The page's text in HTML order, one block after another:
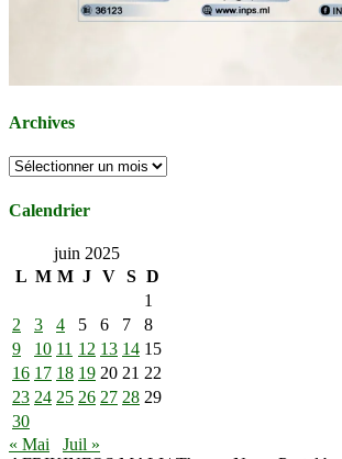
Archives
Archives
Calendrier
juin 2025
L M M J V S D
1
2
3 4 5 6 7
8
9
10 11 12 13 14 15
16 17 18 19 20 21 22
23 24 25 26 27 28 29
30
« Mai
Juil »